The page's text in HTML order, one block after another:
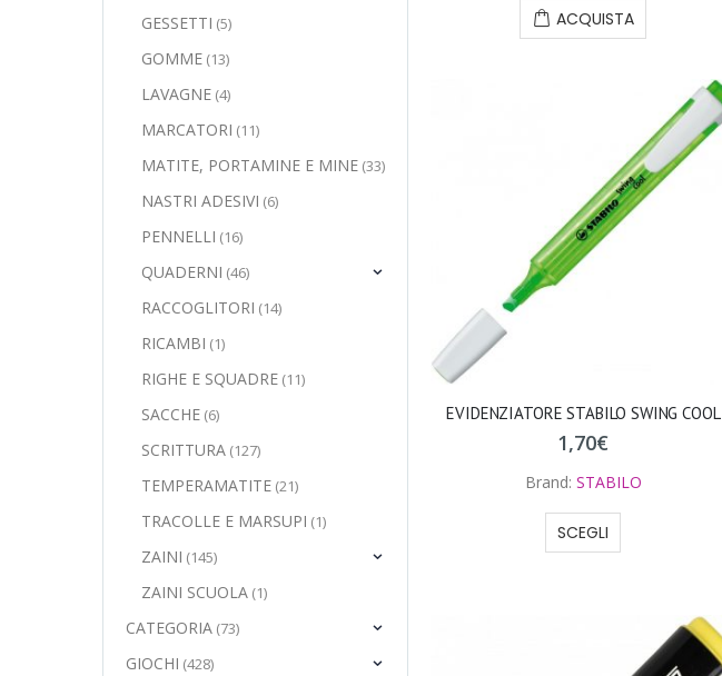
ACQUISTA
EVIDENZIATORE STABILO SWING COOL
1,70€
Brand: STABILO
SCEGLI
GESSETTI (5)
GOMME (13)
LAVAGNE (4)
MARCATORI (11)
MATITE, PORTAMINE E MINE (33)
NASTRI ADESIVI (6)
PENNELLI (16)
QUADERNI (46)
RACCOGLITORI (14)
RICAMBI (1)
RIGHE E SQUADRE (11)
SACCHE (6)
SCRITTURA (127)
TEMPERAMATITE (21)
TRACOLLE E MARSUPI (1)
ZAINI (145)
ZAINI SCUOLA (1)
CATEGORIA (73)
GIOCHI (428)